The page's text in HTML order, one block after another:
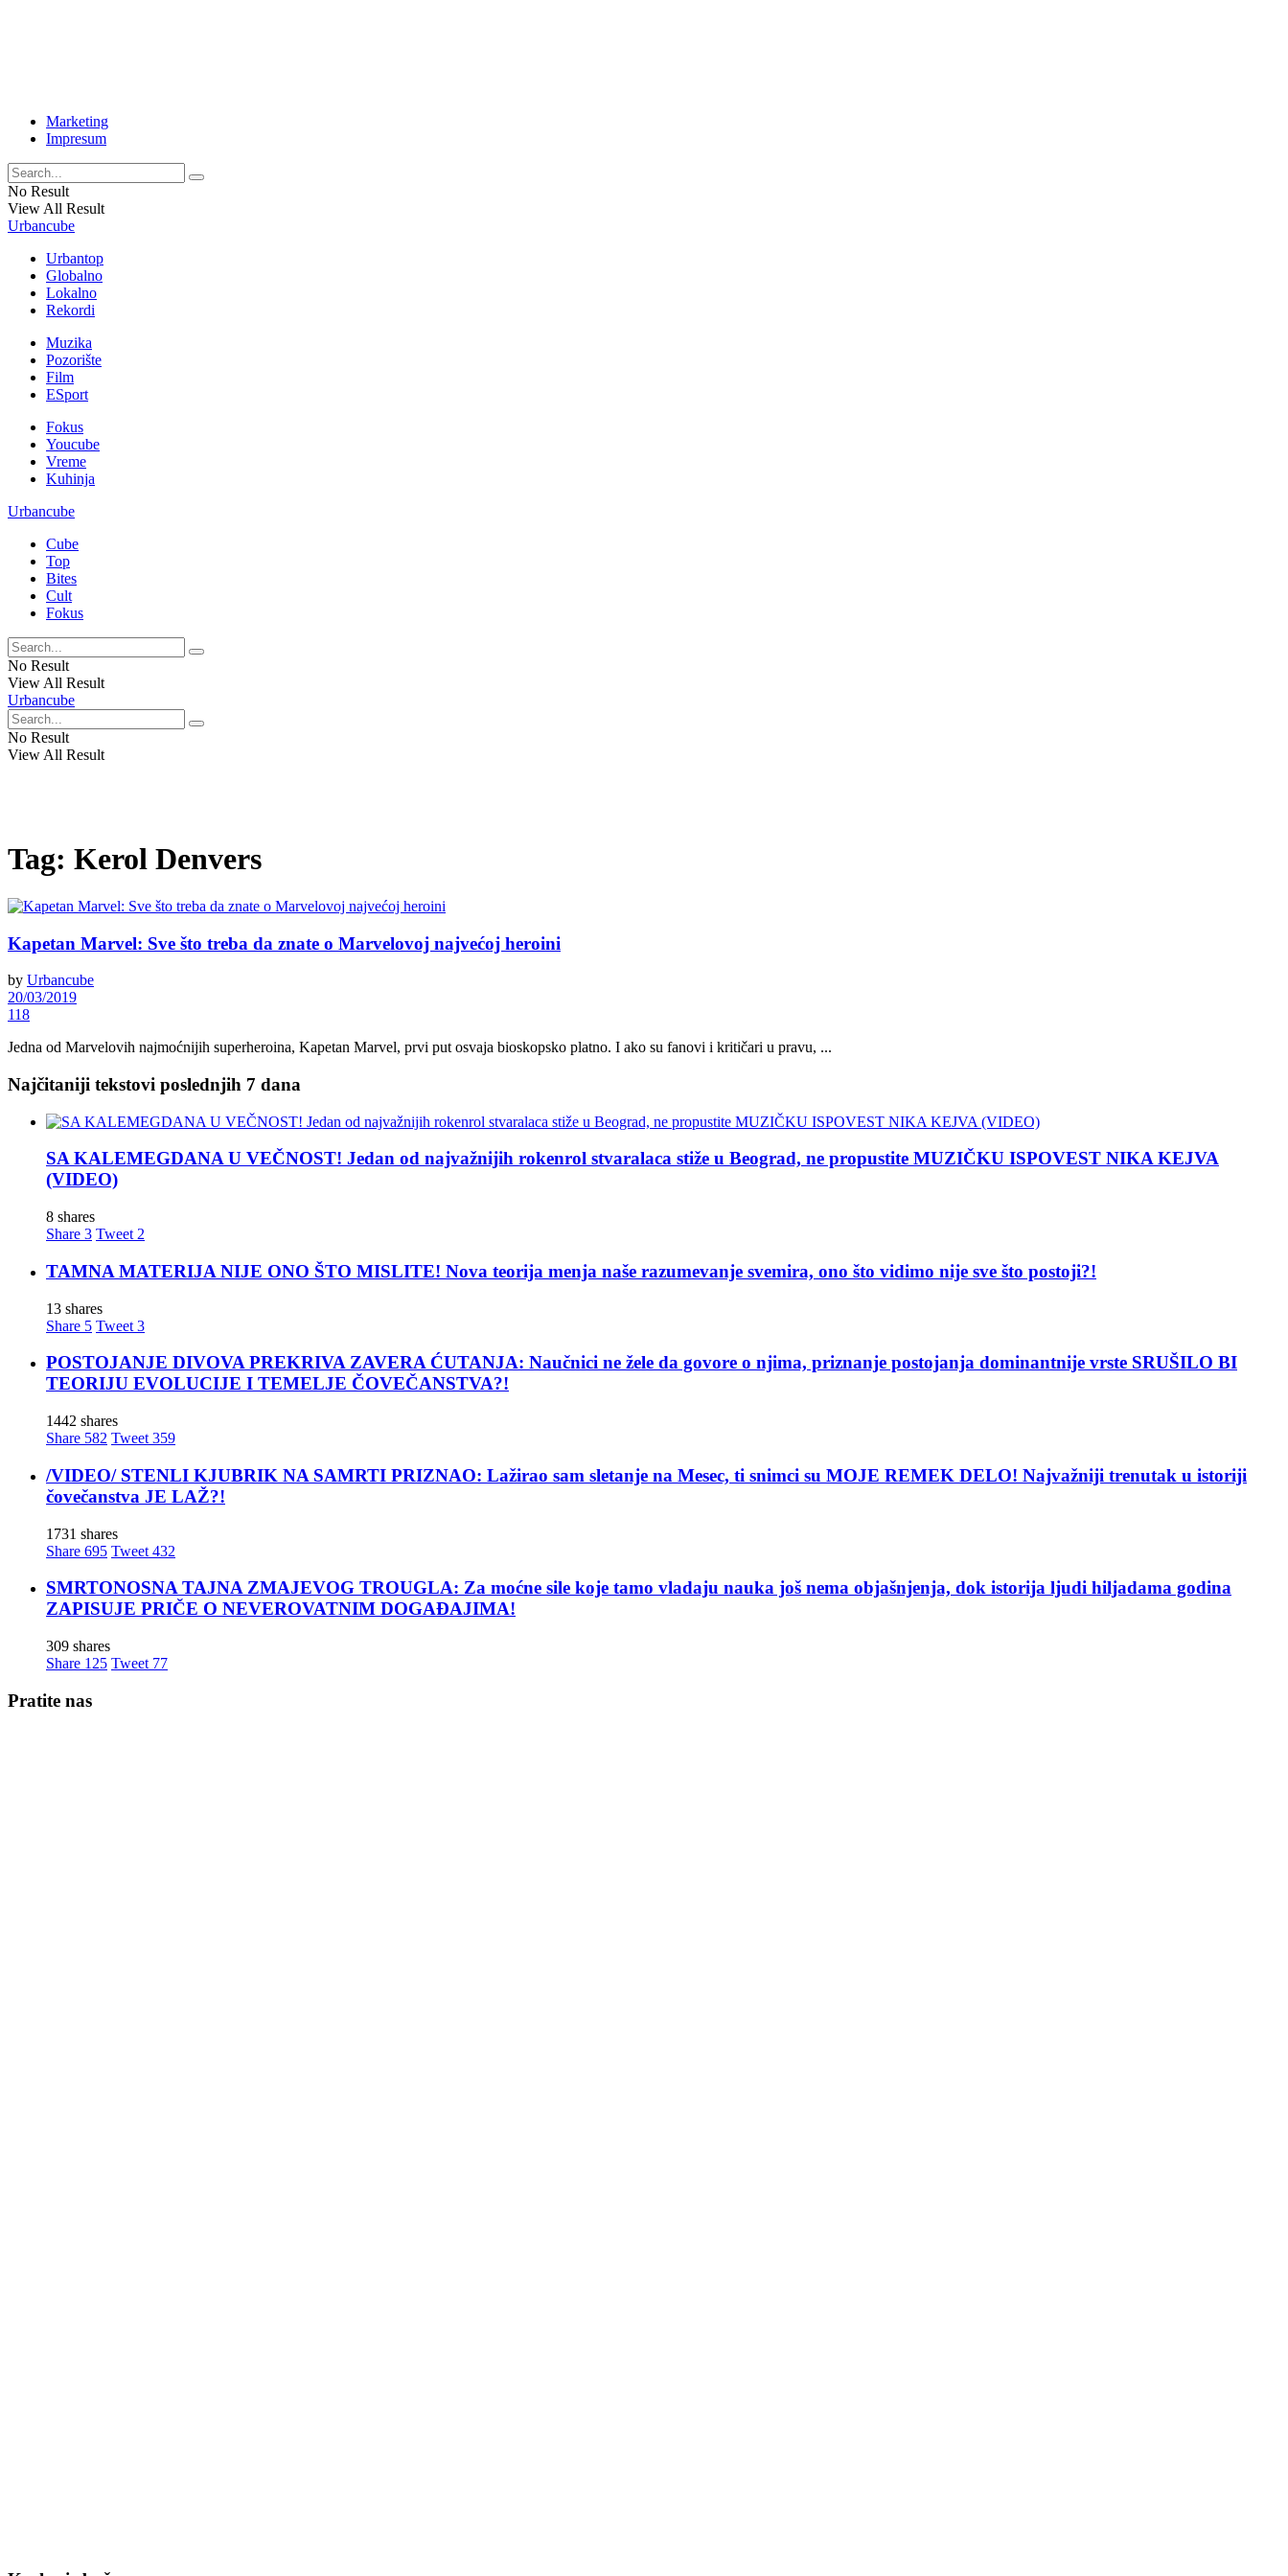
Marketing
Impresum
No Result
View All Result
Urbancube
Urbantop
Globalno
Lokalno
Rekordi
Muzika
Pozorište
Film
ESport
Fokus
Youcube
Vreme
Kuhinja
Urbancube
Cube
Top
Bites
Cult
Fokus
No Result
View All Result
Urbancube
No Result
View All Result
Tag: Kerol Denvers
Kapetan Marvel: Sve što treba da znate o Marvelovoj najvećoj heroini
by Urbancube
20/03/2019
118
Jedna od Marvelovih najmoćnijih superheroina, Kapetan Marvel, prvi put osvaja bioskopsko platno. I ako su fanovi i kritičari u pravu, ...
Najčitaniji tekstovi poslednjih 7 dana
SA KALEMEGDANA U VEČNOST! Jedan od najvažnijih rokenrol stvaralaca stiže u Beograd, ne propustite MUZIČKU ISPOVEST NIKA KEJVA
(VIDEO)
8 shares
Share 3 Tweet 2
TAMNA MATERIJA NIJE ONO ŠTO MISLITE! Nova teorija menja naše razumevanje svemira, ono što vidimo nije sve što postoji?!
13 shares
Share 5 Tweet 3
POSTOJANJE DIVOVA PREKRIVA ZAVERA ĆUTANJA: Naučnici ne žele da govore o njima, priznanje postojanja dominantnije vrste SRUŠILO BI
TEORIJU EVOLUCIJE I TEMELJE ČOVEČANSTVA?!
1442 shares
Share 582 Tweet 359
/VIDEO/ STENLI KJUBRIK NA SAMRTI PRIZNAO: Lažirao sam sletanje na Mesec, ti snimci su MOJE REMEK DELO! Najvažniji trenutak u istoriji
čovečanstva JE LAŽ?!
1731 shares
Share 695 Tweet 432
SMRTONOSNA TAJNA ZMAJEVOG TROUGLA: Za moćne sile koje tamo vladaju nauka još nema objašnjenja, dok istorija ljudi hiljadama godina
ZAPISUJE PRIČE O NEVEROVATNIM DOGAĐAJIMA!
309 shares
Share 125 Tweet 77
Pratite nas